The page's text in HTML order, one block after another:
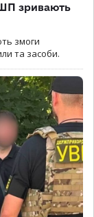
зривають
змоги
та засоби.